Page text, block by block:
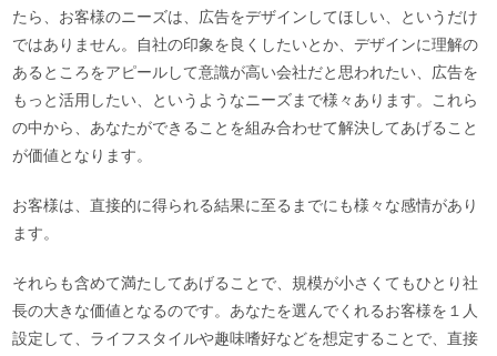
たら、お客様のニーズは、広告をデザインしてほしい、というだけ
ではありません。自社の印象を良くしたいとか、デザインに理解の
あるところをアピールして意識が高い会社だと思われたい、広告を
もっと活用したい、というようなニーズまで様々あります。これら
の中から、あなたができることを組み合わせて解決してあげること
が価値となります。
お客様は、直接的に得られる結果に至るまでにも様々な感情があり
ます。
それらも含めて満たしてあげることで、規模が小さくてもひとり社
長の大きな価値となるのです。あなたを選んでくれるお客様を１人
設定して、ライフスタイルや趣味嗜好などを想定することで、直接